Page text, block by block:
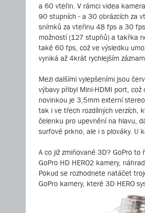
a 60 vteřin. V rámci videa
90 stupních - a 30 obrázcích za
snímků za vteřinu 48 fps a 30
možností (127 stupňů) a takřka
také 60 fps, což ve výsledku
vyniká až 4krát rychlejším
Mezi dalšími vylepšeními jsou
výbavy přibyl Mini-HDMI port,
novinkou je 3,5mm externí
tak i ve třech rozdílných verzích,
čelenku pro upevnění na hlavu,
surfové prkno, ale i s plováky. U
A co již zmiňované 3D? GoPro
GoPro HD HERO2 kamery,
Pokud se rozhodnete natáčet
GoPro kamery, které 3D HERO